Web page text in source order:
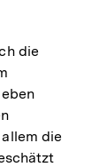
die
die